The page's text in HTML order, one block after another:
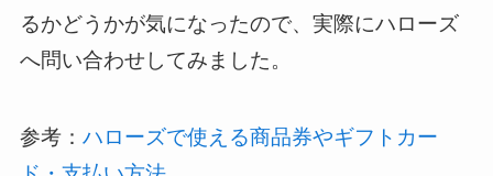
るかどうかが気になったので、実際にハローズ
へ問い合わせしてみました。
参考： ハローズで使える商品券やギフトカー